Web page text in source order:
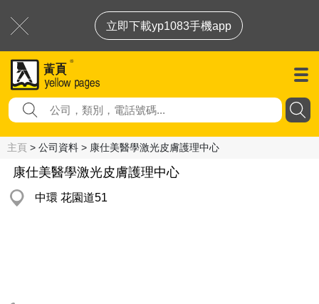
立即下載yp1083手機app
主頁 > 公司資料 > 康仕美醫學激光皮膚護理中心
康仕美醫學激光皮膚護理中心
中環 花園道51